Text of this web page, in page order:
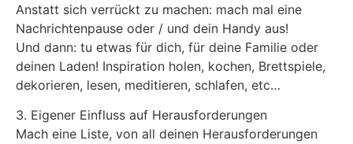
Anstatt sich verrückt zu machen: mach mal eine
Nachrichtenpause oder / und dein Handy aus!
Und dann: tu etwas für dich, für deine Familie oder
deinen Laden! Inspiration holen, kochen, Brettspiele,
dekorieren, lesen, meditieren, schlafen, etc…
3. Eigener Einfluss auf Herausforderungen
Mach eine Liste, von all deinen Herausforderungen